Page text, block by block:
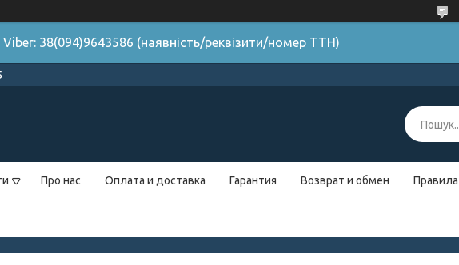
Viber: 38(094)9643586 (наявність/реквізити/номер ТТН)
Про нас Оплата и доставка Гарантия Возврат и обмен Правила